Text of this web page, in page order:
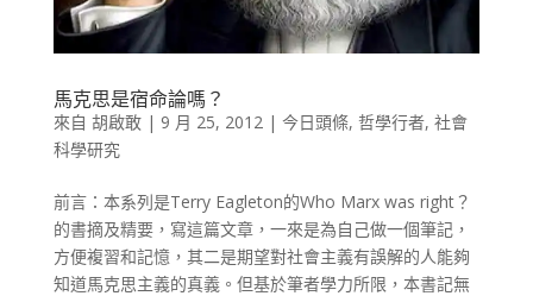
馬克思是宿命論嗎？
來自 胡啟敢| 9 月 25, 2012 | 今日頭條, 哲學行者, 社會
科學研究
前言：本系列是Terry Eagleton的Who Marx was right？
的書摘及精要，寫這篇文章，一來是為自己做一個筆記，
方便複習和記憶，其二是期望對社會主義有誤解的人能夠
知道馬克思主義的真義。但基於筆者學力所限，本書記無